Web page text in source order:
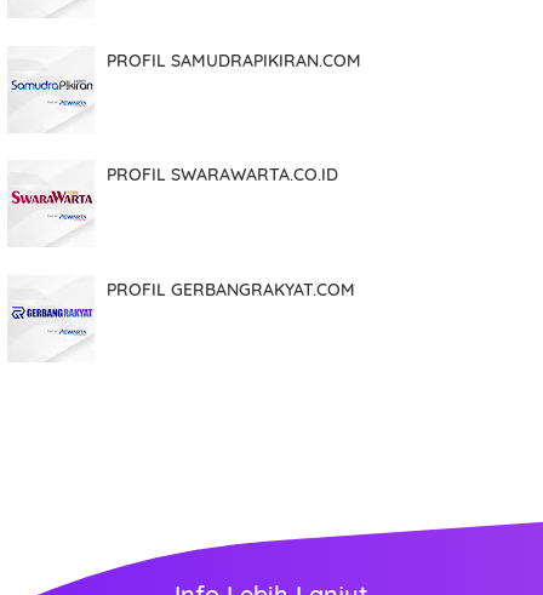
PROFIL SAMUDRAPIKIRAN.COM
PROFIL SWARAWARTA.CO.ID
PROFIL GERBANGRAKYAT.COM
Jika data sudah benar silakan klik tombol KIRIM di bawah ini.